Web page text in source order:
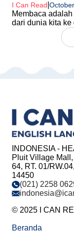
I Can Read
Membaca
dari dunia kita ke
INDONESIA -
Pluit Village
64, RT. 01/
14450
(021) 2258
© 2025 I CAN
Beranda